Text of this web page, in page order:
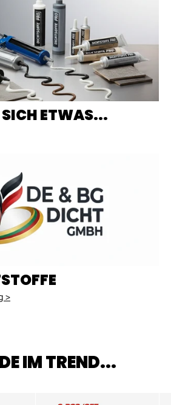
SICH ETWAS...
>
IM TREND...